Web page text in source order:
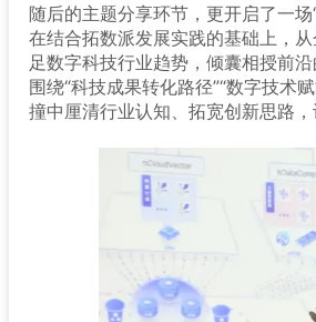
随后的主题分享环节，更开启了一
在结合拓数派发展实践的基础上，
足数字科技行业趋势，倾囊相授前
围绕“科技成果转化路径”“数字技术
撞中厘清行业认知、拓宽创新思路，